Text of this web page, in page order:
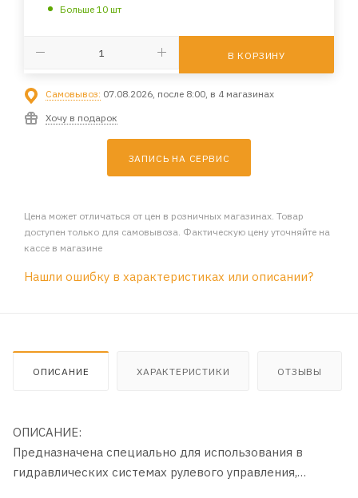
Больше 10 шт
В КОРЗИНУ
Самовывоз: 07.08.2026, после 8:00, в 4 магазинах
Хочу в подарок
ЗАПИСЬ НА СЕРВИС
Цена может отличаться от цен в розничных магазинах. Товар
доступен только для самовывоза. Фактическую цену уточняйте на
кассе в магазине
Нашли ошибку в характеристиках или описании?
ОПИСАНИЕ ХАРАКТЕРИСТИКИ ОТЗЫВЫ
ОПИСАНИЕ:
Предназначена специально для использования в
гидравлических системах рулевого управления,